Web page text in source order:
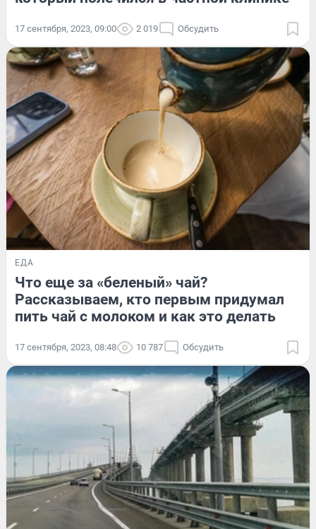
17 сентября, 2023, 09:00 2 019 Обсудить
ЕДА
Что еще за «беленый» чай?
Рассказываем, кто первым придумал
пить чай с молоком и как это делать
17 сентября, 2023, 08:48 10 787 Обсудить